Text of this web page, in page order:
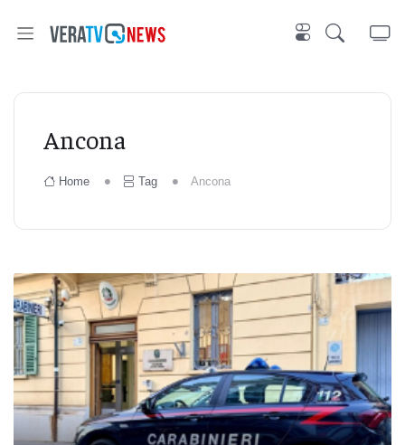
Ancona
Home Tag Ancona